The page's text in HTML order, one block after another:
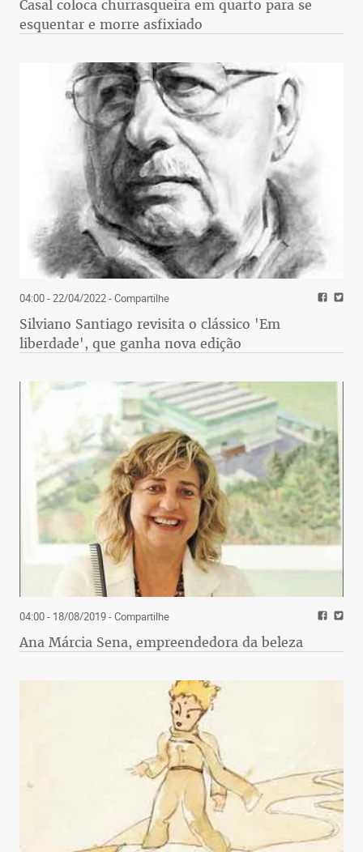
Casal coloca churrasqueira em quarto para se
esquentar e morre asfixiado
04:00 - 22/04/2022- Compartilhe
Silviano Santiago revisita o clássico 'Em
liberdade', que ganha nova edição
04:00 - 18/08/2019- Compartilhe
Ana Márcia Sena, empreendedora da beleza